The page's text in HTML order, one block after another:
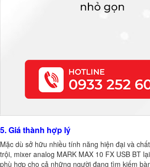
5. Giá thành hợp lý
Mặc dù sở hữu nhiều tính năng hiện đại và
trội, mixer analog MARK MAX 10 FX USB BT
phù hợp cho cả những người đang tìm kiếm